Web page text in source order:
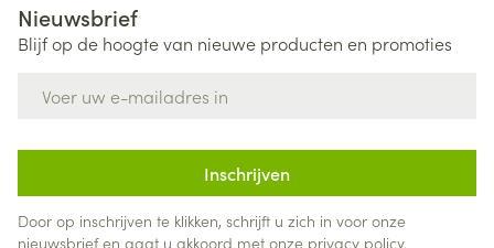
Nieuwsbrief
Blijf op de hoogte van nieuwe producten en promoties
Inschrijven
Door op inschrijven te klikken, schrijft u zich in voor onze
nieuwsbrief en gaat u akkoord met onze privacy policy.